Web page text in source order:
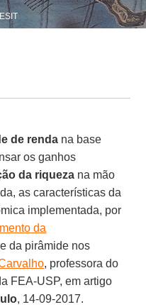
de renda na base
os ganhos
da riqueza na mão
as características da
implementada, por
da
da pirâmide nos
, professora do
FEA-USP, em artigo
, 14-09-2017.